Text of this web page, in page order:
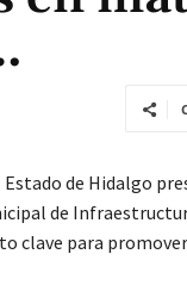
de Hidalgo
de
clave para